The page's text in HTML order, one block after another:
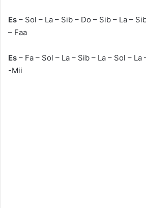
Es – Sol – La – Sib – Do – Sib – La –
– Faa
Es – Fa – Sol – La – Sib – La – Sol – La
-Mii